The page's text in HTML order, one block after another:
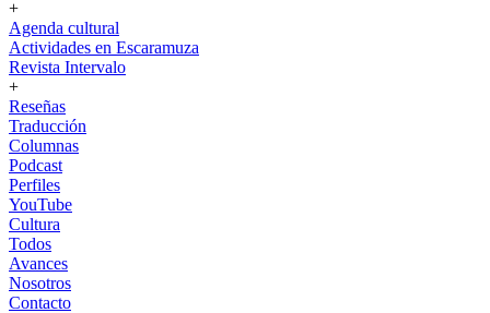
+
Agenda cultural
Actividades en Escaramuza
Revista Intervalo
+
Reseñas
Traducción
Columnas
Podcast
Perfiles
YouTube
Cultura
Todos
Avances
Nosotros
Contacto